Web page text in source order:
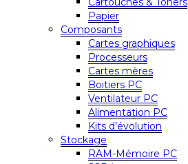
Papier
Composants
Cartes graphiques
Processeurs
Cartes mères
Boitiers PC
Ventilateur PC
Alimentation PC
Kits d’évolution
Stockage
RAM-Mémoire PC